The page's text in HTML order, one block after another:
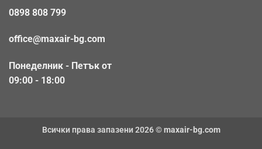
0898 808 799
office@maxair-bg.com
Понеделник - Петък от
09:00 - 18:00
Всички права запазени 2026 ©maxair-bg.com